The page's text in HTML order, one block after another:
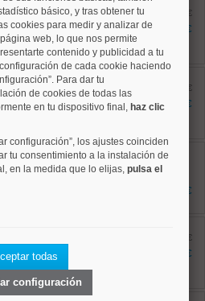
antes 379.000 €
359.000 €
Universidad
antes 269.000 €
249.000 €
Palacio
730.000 €
antes 632.000 €
601.100 €
básico, y tras obtener tu
cookies para medir y analizar de
web, lo que nos permite
contenido y publicidad a tu
de cada cookie haciendo
Para dar tu
de cookies de todas las
en tu dispositivo final, haz clic
configuración”, los ajustes coinciden
tu consentimiento a la instalación de
en la medida que lo elijas, pulsa el
todas
configuración